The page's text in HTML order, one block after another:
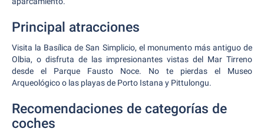
Principal atracciones
Visita la Basílica de San Simplicio, el monumento más antiguo de
Olbia, o disfruta de las impresionantes vistas del Mar Tirreno
desde el Parque Fausto Noce. No te pierdas el Museo
Arqueológico o las playas de Porto Istana y Pittulongu.
Recomendaciones de categorías de
coches